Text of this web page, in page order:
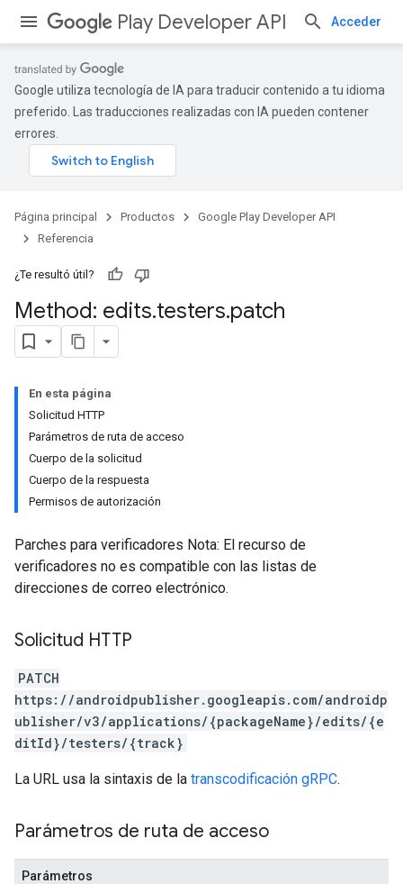
Play Developer API Acceder
Google utiliza tecnología de IA para traducir contenido a tu idioma
preferido. Las traducciones realizadas con IA pueden contener
errores.
Página principal Productos
Google Play Developer API
Referencia
¿Te resultó útil?
Method: edits.testers.patch
En esta página
Solicitud HTTP
Parámetros de ruta de acceso
Cuerpo de la solicitud
Cuerpo de la respuesta
Permisos de autorización
Parches para verificadores Nota: El recurso de
verificadores no es compatible con las listas de
direcciones de correo electrónico.
Solicitud HTTP
PATCH
https://androidpublisher.googleapis.com/androidp
ublisher/v3/applications/{packageName}/edits/{e
ditId}/testers/{track}
La URL usa la sintaxis de la transcodificación gRPC.
Parámetros de ruta de acceso
Parámetros